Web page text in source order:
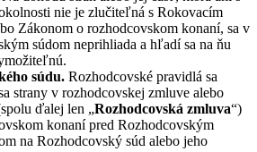
nie je zlučiteľná s Rokovacím
Zákonom o rozhodcovskom konaní, sa v
súdom neprihliada a hľadí sa na ňu
súdu. Rozhodcovské pravidlá sa
strany v rozhodcovskej zmluve alebo
ďalej len „Rozhodcovská zmluva“)
konaní pred Rozhodcovským
na Rozhodcovský súd alebo jeho